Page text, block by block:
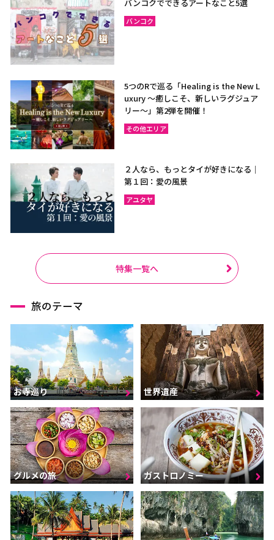
バンコクでできるアートなこと5選
バンコク
5つのRで巡る「Healing is the New L
uxury ～癒しこそ、新しいラグジュア
リー〜」第2弾を開催！
その他エリア
２人なら、もっとタイが好きになる｜
第１回：愛の風景
アユタヤ
特集一覧へ
旅のテーマ
お寺巡り 世界遺産
グルメの旅 ガストロノミー